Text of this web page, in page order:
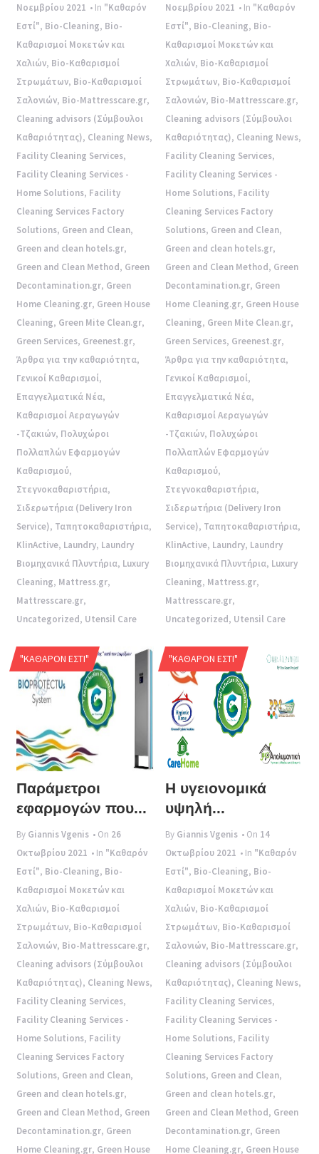
Νοεμβρίου 2021 • In "Καθαρόν
Εστί", Bio-Cleaning, Bio-
Καθαρισμοί Μοκετών και
Χαλιών, Bio-Καθαρισμοί
Στρωμάτων, Bio-Καθαρισμοί
Σαλονιών, Bio-Mattresscare.gr,
Cleaning advisors (Σύμβουλοι
Καθαριότητας), Cleaning News,
Facility Cleaning Services,
Facility Cleaning Services -
Home Solutions, Facility
Cleaning Services Factory
Solutions, Green and Clean,
Green and clean hotels.gr,
Green and Clean Method, Green
Decontamination.gr, Green
Home Cleaning.gr, Green House
Cleaning, Green Mite Clean.gr,
Green Services, Greenest.gr,
Άρθρα για την καθαριότητα,
Γενικοί Καθαρισμοί,
Επαγγελματικά Νέα,
Καθαρισμοί Αεραγωγών
-Τζακιών, Πολυχώροι
Πολλαπλών Εφαρμογών
Καθαρισμού,
Στεγνοκαθαριστήρια,
Σιδερωτήρια (Delivery Iron
Service), Ταπητοκαθαριστήρια,
KlinActive, Laundry, Laundry
Βιομηχανικά Πλυντήρια, Luxury
Cleaning, Mattress.gr,
Mattresscare.gr,
Uncategorized, Utensil Care
Νοεμβρίου 2021 • In "Καθαρόν
Εστί", Bio-Cleaning, Bio-
Καθαρισμοί Μοκετών και
Χαλιών, Bio-Καθαρισμοί
Στρωμάτων, Bio-Καθαρισμοί
Σαλονιών, Bio-Mattresscare.gr,
Cleaning advisors (Σύμβουλοι
Καθαριότητας), Cleaning News,
Facility Cleaning Services,
Facility Cleaning Services -
Home Solutions, Facility
Cleaning Services Factory
Solutions, Green and Clean,
Green and clean hotels.gr,
Green and Clean Method, Green
Decontamination.gr, Green
Home Cleaning.gr, Green House
Cleaning, Green Mite Clean.gr,
Green Services, Greenest.gr,
Άρθρα για την καθαριότητα,
Γενικοί Καθαρισμοί,
Επαγγελματικά Νέα,
Καθαρισμοί Αεραγωγών
-Τζακιών, Πολυχώροι
Πολλαπλών Εφαρμογών
Καθαρισμού,
Στεγνοκαθαριστήρια,
Σιδερωτήρια (Delivery Iron
Service), Ταπητοκαθαριστήρια,
KlinActive, Laundry, Laundry
Βιομηχανικά Πλυντήρια, Luxury
Cleaning, Mattress.gr,
Mattresscare.gr,
Uncategorized, Utensil Care
"ΚΑΘΑΡΌΝ ΕΣΤΊ"
Παράμετροι
εφαρμογών που...
By Giannis Vgenis • On 26
Οκτωβρίου 2021 • In "Καθαρόν
Εστί", Bio-Cleaning, Bio-
Καθαρισμοί Μοκετών και
Χαλιών, Bio-Καθαρισμοί
Στρωμάτων, Bio-Καθαρισμοί
Σαλονιών, Bio-Mattresscare.gr,
Cleaning advisors (Σύμβουλοι
Καθαριότητας), Cleaning News,
Facility Cleaning Services,
Facility Cleaning Services -
Home Solutions, Facility
Cleaning Services Factory
Solutions, Green and Clean,
Green and clean hotels.gr,
Green and Clean Method, Green
Decontamination.gr, Green
Home Cleaning.gr, Green House
"ΚΑΘΑΡΌΝ ΕΣΤΊ"
Η υγειονομικά
υψηλή...
By Giannis Vgenis • On 14
Οκτωβρίου 2021 • In "Καθαρόν
Εστί", Bio-Cleaning, Bio-
Καθαρισμοί Μοκετών και
Χαλιών, Bio-Καθαρισμοί
Στρωμάτων, Bio-Καθαρισμοί
Σαλονιών, Bio-Mattresscare.gr,
Cleaning advisors (Σύμβουλοι
Καθαριότητας), Cleaning News,
Facility Cleaning Services,
Facility Cleaning Services -
Home Solutions, Facility
Cleaning Services Factory
Solutions, Green and Clean,
Green and clean hotels.gr,
Green and Clean Method, Green
Decontamination.gr, Green
Home Cleaning.gr, Green House